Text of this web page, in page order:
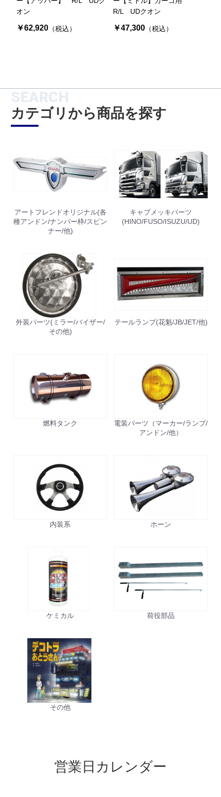
お買い物を続ける カートへ進む
オン
￥62,920（税込）
R/L UDクオン
￥47,300（税込）
SEARCH
カテゴリから商品を探す
アートフレンドオリジナル(各
種アンドン/ナンバー枠/スピン
ナー/他)
キャブメッキパーツ
(HINO/FUSO/ISUZU/UD)
外装パーツ(ミラー/バイザー/
その他)
テールランプ(花魁/JB/JET/他)
燃料タンク
電装パーツ（マーカー/ランプ/
アンドン/他）
内装系 ホーン
ケミカル 荷役部品
その他
営業日カレンダー